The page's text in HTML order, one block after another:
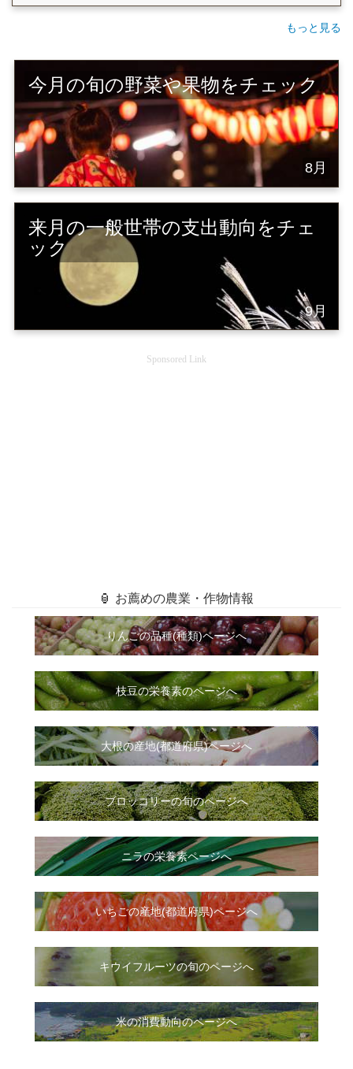
もっと見る
今月の旬の野菜や果物をチェック
8月
来月の一般世帯の支出動向をチェ
ック
9月
Sponsored Link
🏮 お薦めの農業・作物情報
りんごの品種(種類)ページへ
枝豆の栄養素のページへ
大根の産地(都道府県)ページへ
ブロッコリーの旬のページへ
ニラの栄養素ページへ
いちごの産地(都道府県)ページへ
キウイフルーツの旬のページへ
米の消費動向のページへ